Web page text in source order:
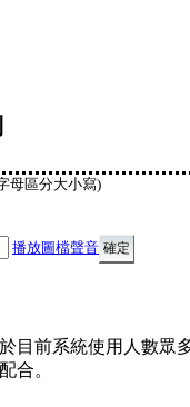
母區分大小寫)
播放圖檔聲音
目前系統使用人數眾
合。